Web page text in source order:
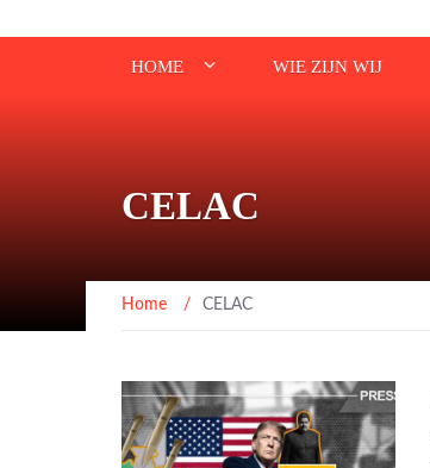
HOME WIE ZIJN WIJ
CELAC
Home / CELAC